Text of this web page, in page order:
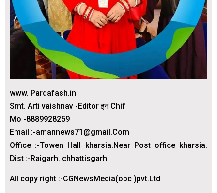
www. Pardafash.in
Smt. Arti vaishnav -Editor इन Chif
Mo -8889928259
Email :-amannews71@gmail.Com
Office :-Towen Hall kharsia.Near Post office kharsia.
Dist :-Raigarh. chhattisgarh
All copy right :-CGNewsMedia(opc )pvt.Ltd